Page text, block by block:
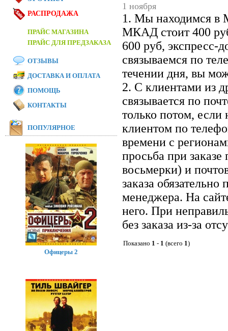
1 ноября
1. Мы находимся в
МКАД стоит 400
600 руб, экспресс-
связываемся по
течении дня, вы
2. С клиентами из
связывается по
только потом, если
клиентом по
времени с
просьба при
восьмерки) и
заказа
менеджера. На
него. При
без заказа из-за
Показано 1 - 1 (всего 1)
РАСПРОДАЖА
ПРАЙС МАГАЗИНА
ПРАЙС ДЛЯ ПРЕДЗАКАЗА
ОТЗЫВЫ
ДОСТАВКА И ОПЛАТА
ПОМОЩЬ
КОНТАКТЫ
ПОПУЛЯРНОЕ
Офицеры 2